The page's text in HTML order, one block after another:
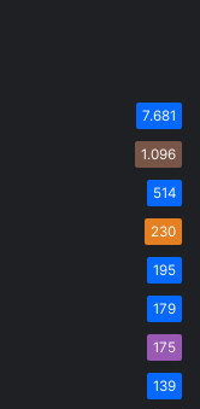
7.681
1.096
514
230
195
179
175
139